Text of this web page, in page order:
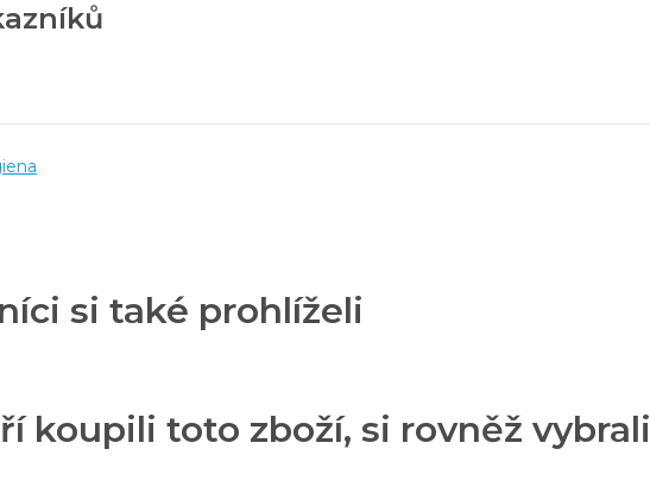
si také prohlíželi
koupili toto zboží, si rovněž vybrali